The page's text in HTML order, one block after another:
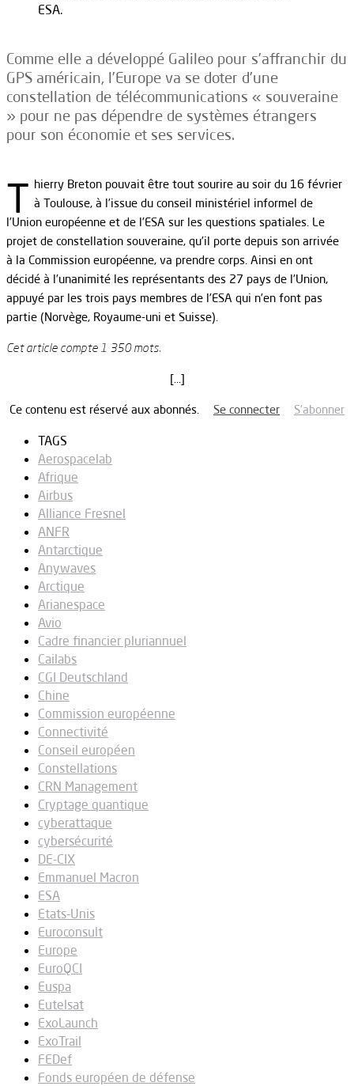
ESA.
Comme elle a développé Galileo pour s’affranchir du
GPS américain, l’Europe va se doter d’une
constellation de télécommunications « souveraine
» pour ne pas dépendre de systèmes étrangers
pour son économie et ses services.
T hierry Breton pouvait être tout sourire au soir du 16 février
à Toulouse, à l’issue du conseil ministériel informel de
l’Union européenne et de l’ESA sur les questions spatiales. Le
projet de constellation souveraine, qu’il porte depuis son arrivée
à la Commission européenne, va prendre corps. Ainsi en ont
décidé à l’unanimité les représentants des 27 pays de l’Union,
appuyé par les trois pays membres de l’ESA qui n’en font pas
partie (Norvège, Royaume-uni et Suisse).
Cet article compte 1 350 mots.
[…]
Ce contenu est réservé aux abonnés. Se connecter S’abonner
TAGS
Aerospacelab
Afrique
Airbus
Alliance Fresnel
ANFR
Antarctique
Anywaves
Arctique
Arianespace
Avio
Cadre financier pluriannuel
Cailabs
CGI Deutschland
Chine
Commission européenne
Connectivité
Conseil européen
Constellations
CRN Management
Cryptage quantique
cyberattaque
cybersécurité
DE-CIX
Emmanuel Macron
ESA
Etats-Unis
Euroconsult
Europe
EuroQCI
Euspa
Eutelsat
ExoLaunch
ExoTrail
FEDef
Fonds européen de défense